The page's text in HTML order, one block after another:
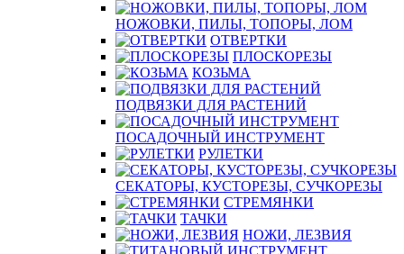
НОЖОВКИ, ПИЛЫ, ТОПОРЫ, ЛОМ
ОТВЕРТКИ
ПЛОСКОРЕЗЫ
КОЗЬМА
ПОДВЯЗКИ ДЛЯ РАСТЕНИЙ
ПОСАДОЧНЫЙ ИНСТРУМЕНТ
РУЛЕТКИ
СЕКАТОРЫ, КУСТОРЕЗЫ, СУЧКОРЕЗЫ
СТРЕМЯНКИ
ТАЧКИ
НОЖИ, ЛЕЗВИЯ